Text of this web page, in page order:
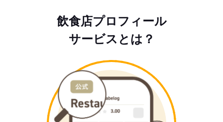
飲食店プロフィール
サービスとは？